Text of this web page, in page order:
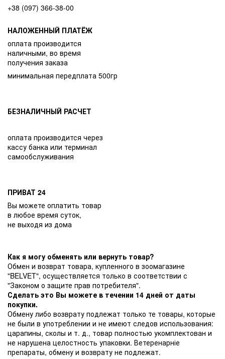
+38 (097) 366-38-00
НАЛОЖЕННЫЙ ПЛАТЁЖ
оплата производится
наличными, во время
получения заказа
минимальная передплата 500гр
БЕЗНАЛИЧНЫЙ РАСЧЕТ
оплата производится через
кассу банка или терминал
самообслуживания
ПРИВАТ 24
Вы можете оплатить товар
в любое время суток,
не выходя из дома
Как я могу обменять или вернуть товар?
Обмен и возврат товара, купленного в зоомагазине
"BELVET", осуществляется только в соответствии с
"Законом о защите прав потребителя".
Сделать это Вы можете в течении 14 дней от даты
покупки.
Обмену либо возврату подлежат только те товары, которые
не были в употреблении и не имеют следов использования:
царапины, сколы и т. д., товар полностью укомплектован и
не нарушена целостность упаковки. Ветеренарніе
препараты, обмену и возврату не подлежат.